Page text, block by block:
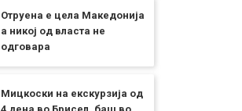
Отруена е цела Македонија
а никој од власта не
одговара
Мицкоски на екскурзија од